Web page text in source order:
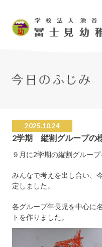
2025.10.24
2学期 縦割グループの
９月に2学期の縦割グループ
みんなで考えを出し合い、
定しました。
各グループ年長児を中心に
トを作りました。